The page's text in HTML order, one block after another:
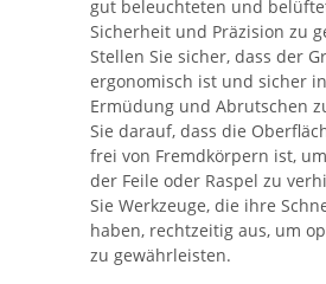
gut beleuchteten und
Sicherheit und Präzision zu
Stellen Sie sicher, dass der
ergonomisch ist und sicher
Ermüdung und Abrutschen
Sie darauf, dass die
frei von Fremdkörpern ist,
der Feile oder Raspel zu
Sie Werkzeuge, die ihre
haben, rechtzeitig aus, um
zu gewährleisten.